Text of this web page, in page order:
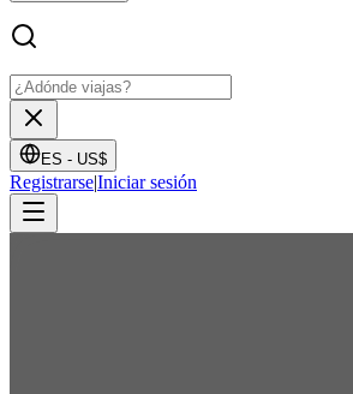
ES - US$
Registrarse|Iniciar sesión